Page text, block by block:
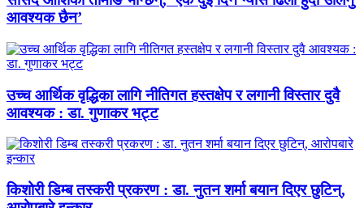
आवश्यक छैन’
उच्च आर्थिक वृद्धिका लागि नीतिगत हस्तक्षेप र लगानी विस्तार दुवै
आवश्यक : डा. गुणाकर भट्ट
किशोरी डिम्ब तस्करी प्रकरण : डा. नुतन शर्मा बयान दिएर छुटिन्,